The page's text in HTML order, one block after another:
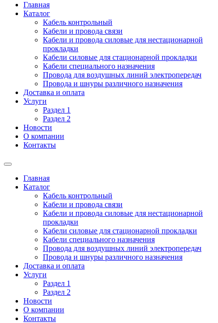
Главная
Каталог
Кабель контрольный
Кабели и провода связи
Кабели и провода силовые для нестационарной
прокладки
Кабели силовые для стационарной прокладки
Кабели специального назначения
Провода для воздушных линий электропередач
Провода и шнуры различного назначения
Доставка и оплата
Услуги
Раздел 1
Раздел 2
Новости
О компании
Контакты
Главная
Каталог
Кабель контрольный
Кабели и провода связи
Кабели и провода силовые для нестационарной
прокладки
Кабели силовые для стационарной прокладки
Кабели специального назначения
Провода для воздушных линий электропередач
Провода и шнуры различного назначения
Доставка и оплата
Услуги
Раздел 1
Раздел 2
Новости
О компании
Контакты